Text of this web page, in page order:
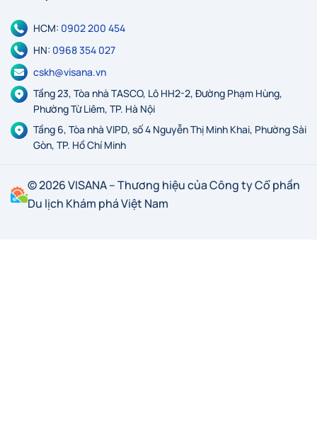
HCM: 0902 200 454
HN: 0968 354 027
cskh@visana.vn
Tầng 23, Tòa nhà TASCO, Lô HH2-2, Đường Phạm Hùng,
Phường Từ Liêm, TP. Hà Nội
Tầng 6, Tòa nhà VIPD, số 4 Nguyễn Thị Minh Khai, Phường Sài
Gòn, TP. Hồ Chí Minh
© 2026 VISANA – Thương hiệu của Công ty Cổ phần
Du lịch Khám phá Việt Nam